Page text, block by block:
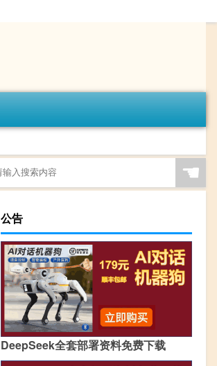
☚
公告
DeepSeek全套部署资料免费下载